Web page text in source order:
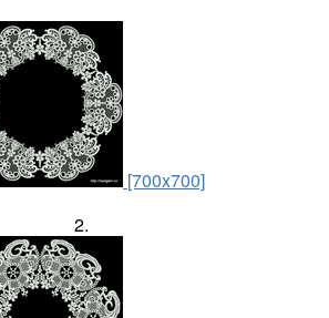
[700x700]
2.